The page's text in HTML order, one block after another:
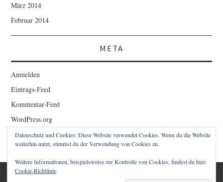
März 2014
Februar 2014
META
Anmelden
Eintrags-Feed
Kommentar-Feed
WordPress.org
© 2026 1STCLOUD BLOG – CHRISTIAN SCHWAIGER. ALLE
Datenschutz und Cookies: Diese Website verwendet Cookies. Wenn du die Website
weiterhin nutzt, stimmst du der Verwendung von Cookies zu.
Weitere Informationen, beispielsweise zur Kontrolle von Cookies, findest du hier:
Cookie-Richtlinie